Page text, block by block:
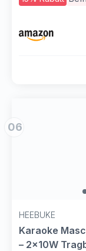
Bluetooth 5.3,
06
HEEBUKE
Karaoke
– 2x10W